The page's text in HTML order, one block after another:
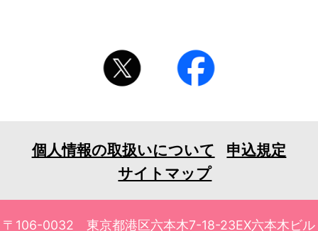
個人情報の取扱いについて
申込規定
サイトマップ
〒106-0032 東京都港区六本木7-18-23EX六本木ビル